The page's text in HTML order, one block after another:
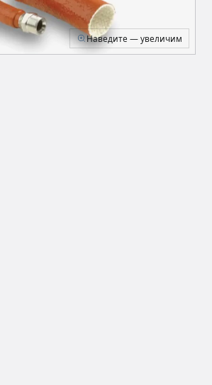
Наведите — увеличим